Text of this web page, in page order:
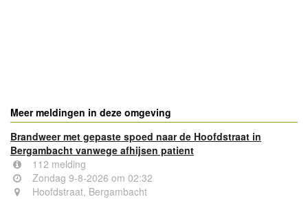
Meer meldingen in deze omgeving
Brandweer met gepaste spoed naar de Hoofdstraat in
Bergambacht vanwege afhijsen patient
112 melding
Zondag 9-8-2026 om 02:32
Hoofdstraat, Bergambacht